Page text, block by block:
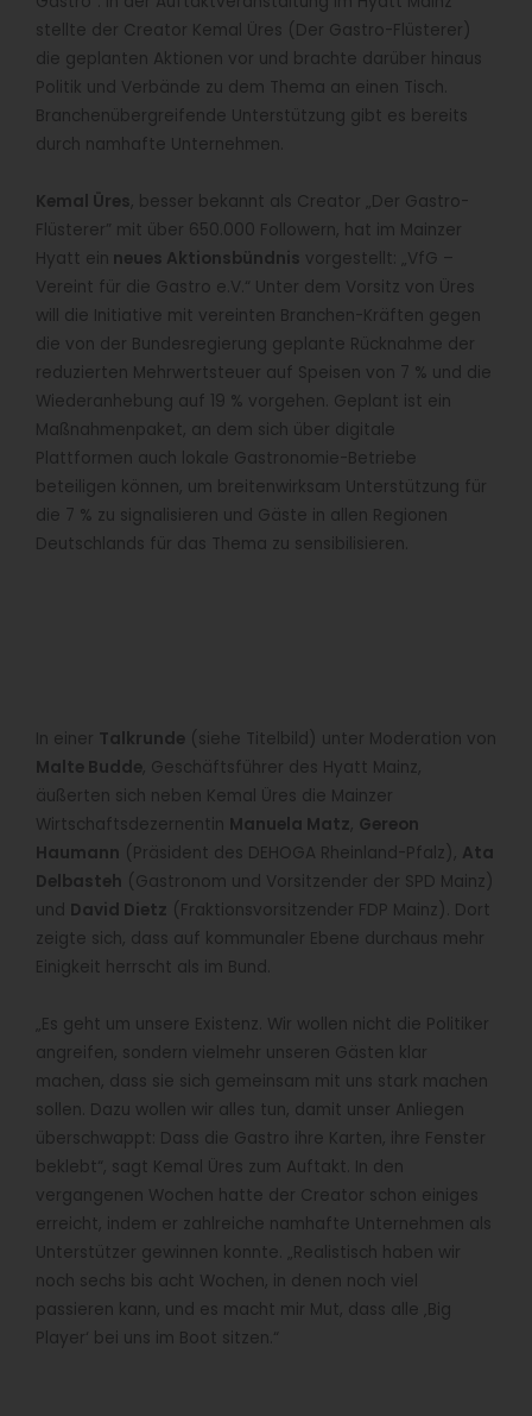
stellte der Creator Kemal Üres (Der Gastro-Flüsterer)
die geplanten Aktionen vor und brachte darüber hinaus
Politik und Verbände zu dem Thema an einen Tisch.
Branchenübergreifende Unterstützung gibt es bereits
durch namhafte Unternehmen.
Kemal Üres, besser bekannt als Creator „Der Gastro-
Flüsterer” mit über 650.000 Followern, hat im Mainzer
Hyatt ein neues Aktionsbündnis vorgestellt: „VfG –
Vereint für die Gastro e.V.“ Unter dem Vorsitz von Üres
will die Initiative mit vereinten Branchen-Kräften gegen
die von der Bundesregierung geplante Rücknahme der
reduzierten Mehrwertsteuer auf Speisen von 7 % und die
Wiederanhebung auf 19 % vorgehen. Geplant ist ein
Maßnahmenpaket, an dem sich über digitale
Plattformen auch lokale Gastronomie-Betriebe
beteiligen können, um breitenwirksam Unterstützung für
die 7 % zu signalisieren und Gäste in allen Regionen
Deutschlands für das Thema zu sensibilisieren.
In einer Talkrunde (siehe Titelbild) unter Moderation von
Malte Budde, Geschäftsführer des Hyatt Mainz,
äußerten sich neben Kemal Üres die Mainzer
Wirtschaftsdezernentin Manuela Matz, Gereon
Haumann (Präsident des DEHOGA Rheinland-Pfalz), Ata
Delbasteh (Gastronom und Vorsitzender der SPD Mainz)
und David Dietz (Fraktionsvorsitzender FDP Mainz). Dort
zeigte sich, dass auf kommunaler Ebene durchaus mehr
Einigkeit herrscht als im Bund.
„Es geht um unsere Existenz. Wir wollen nicht die Politiker
angreifen, sondern vielmehr unseren Gästen klar
machen, dass sie sich gemeinsam mit uns stark machen
sollen. Dazu wollen wir alles tun, damit unser Anliegen
überschwappt: Dass die Gastro ihre Karten, ihre Fenster
beklebt“, sagt Kemal Üres zum Auftakt. In den
vergangenen Wochen hatte der Creator schon einiges
erreicht, indem er zahlreiche namhafte Unternehmen als
Unterstützer gewinnen konnte. „Realistisch haben wir
noch sechs bis acht Wochen, in denen noch viel
passieren kann, und es macht mir Mut, dass alle ‚Big
Player‘ bei uns im Boot sitzen.“